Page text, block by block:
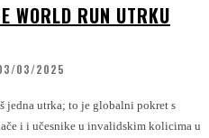
WORLD RUN UTRKU
03/2025
jedna utrka; to je globalni pokret s
i i učesnike u invalidskim kolicima u